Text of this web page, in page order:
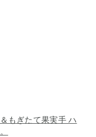
もぎたて果実手 ハ